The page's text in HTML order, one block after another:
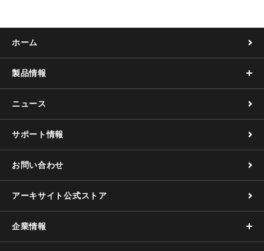
ホーム
製品情報
ニュース
サポート情報
お問い合わせ
アーキサイト公式ストア
企業情報